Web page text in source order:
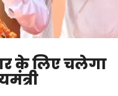
के लिए चलेगा